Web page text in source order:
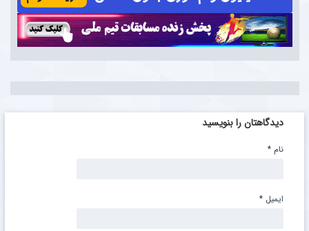
دیدگاهتان را بنویسید
نام *
ایمیل *